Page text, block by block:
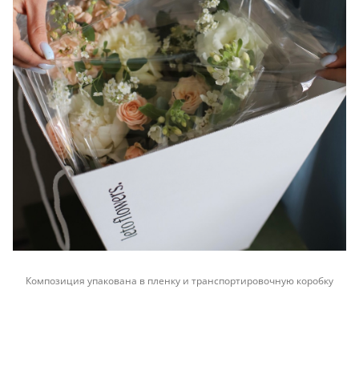
Композиция упакована в пленку и транспортировочную коробку